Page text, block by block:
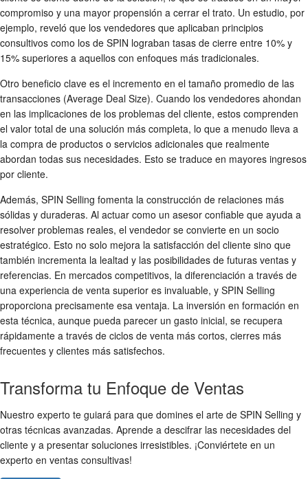
compromiso y una mayor propensión a cerrar el trato. Un estudio, por
ejemplo, reveló que los vendedores que aplicaban principios
consultivos como los de SPIN lograban tasas de cierre entre 10% y
15% superiores a aquellos con enfoques más tradicionales.
Otro beneficio clave es el incremento en el tamaño promedio de las
transacciones (Average Deal Size). Cuando los vendedores ahondan
en las implicaciones de los problemas del cliente, estos comprenden
el valor total de una solución más completa, lo que a menudo lleva a
la compra de productos o servicios adicionales que realmente
abordan todas sus necesidades. Esto se traduce en mayores ingresos
por cliente.
Además, SPIN Selling fomenta la construcción de relaciones más
sólidas y duraderas. Al actuar como un asesor confiable que ayuda a
resolver problemas reales, el vendedor se convierte en un socio
estratégico. Esto no solo mejora la satisfacción del cliente sino que
también incrementa la lealtad y las posibilidades de futuras ventas y
referencias. En mercados competitivos, la diferenciación a través de
una experiencia de venta superior es invaluable, y SPIN Selling
proporciona precisamente esa ventaja. La inversión en formación en
esta técnica, aunque pueda parecer un gasto inicial, se recupera
rápidamente a través de ciclos de venta más cortos, cierres más
frecuentes y clientes más satisfechos.
Transforma tu Enfoque de Ventas
Nuestro experto te guiará para que domines el arte de SPIN Selling y
otras técnicas avanzadas. Aprende a descifrar las necesidades del
cliente y a presentar soluciones irresistibles. ¡Conviértete en un
experto en ventas consultivas!